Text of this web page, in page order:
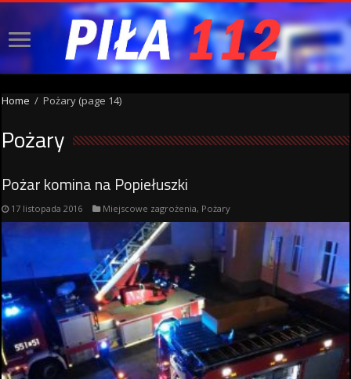
Home / Pożary (page 14)
Pożary
Pożar komina na Popiełuszki
17 listopada 2016 Miejscowe zagrożenia, Pożary